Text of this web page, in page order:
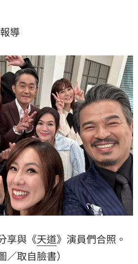
導
享與《天道》演員們合照。
／取自臉書）